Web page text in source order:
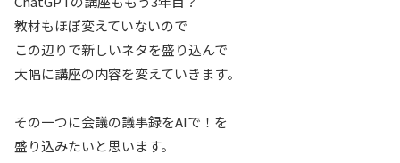
教材もほぼ変えていないので
この辺りで新しいネタを盛り込んで
大幅に講座の内容を変えていきます。
その一つに会議の議事録をAIで！を
盛り込みたいと思います。